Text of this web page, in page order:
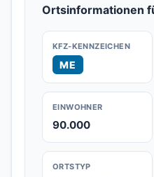
Ortsinformationen
KFZ-KENNZEICHEN
ME
EINWOHNER
90.000
ORTSTYP